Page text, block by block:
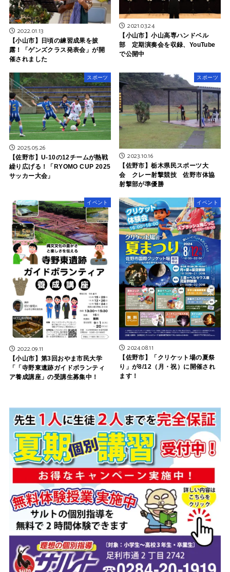
2022.01.13
【小山市】日頃の練習成果を披
露！「ゲンズクラス発表会」が開
催されました
2021.03.24
【小山市】小山高専ハンドベル
部 定期演奏会を収録、YouTube
で公開中
スポーツ
2025.05.26
【佐野市】U-10の12チームが熱戦
繰り広げる！「RYOMO CUP 2025
サッカー大会」
スポーツ
2023.10.16
【佐野市】栃木県民スポーツ大
会 クレー射撃競技 佐野市体協
射撃部が準優勝
イベント
2022.09.11
【小山市】第3回おやま市民大学
「「寺野東遺跡ガイドボランティ
ア養成講座」の受講生募集中！
イベント
2024.08.11
【佐野市】「クリケット場の夏祭
り」が8/12（月・祝）に開催され
ます！